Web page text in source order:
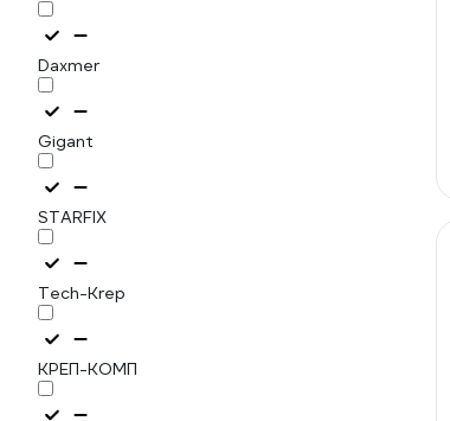
Daxmer
Gigant
STARFIX
Tech-Krep
КРЕП-КОМП